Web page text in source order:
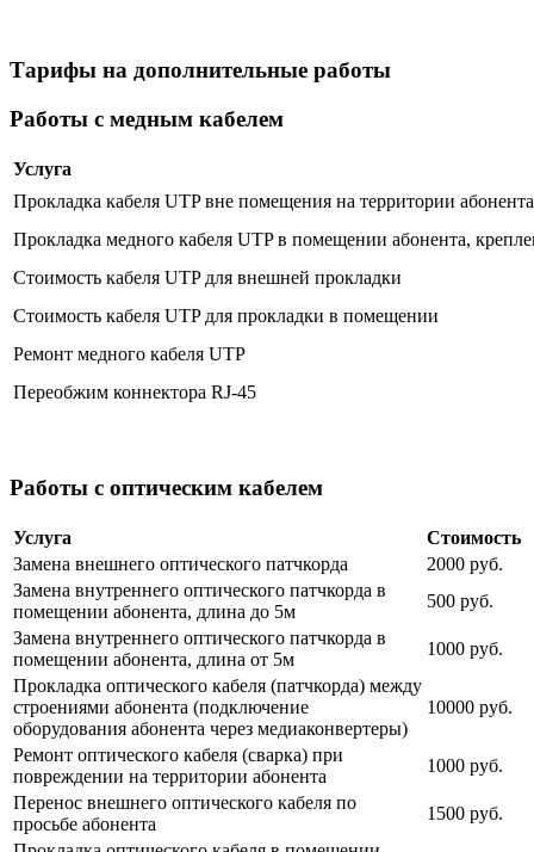
Тарифы на дополнительные работы
Работы с медным кабелем
Услуга
Прокладка кабеля UTP вне помещения на территории
Прокладка медного кабеля UTP в помещении абонента,
Стоимость кабеля UTP для внешней прокладки
Стоимость кабеля UTP для прокладки в помещении
Ремонт медного кабеля UTP
Переобжим коннектора RJ-45
Работы с оптическим кабелем
Услуга
Стоимость
Замена внешнего оптического патчкорда
2000 руб.
Замена внутреннего оптического патчкорда в
помещении абонента, длина до 5м
500 руб.
Замена внутреннего оптического патчкорда в
помещении абонента, длина от 5м
1000 руб.
Прокладка оптического кабеля (патчкорда) между
строениями абонента (подключение
оборудования абонента через медиаконвертеры)
10000 руб.
Ремонт оптического кабеля (сварка) при
повреждении на территории абонента
1000 руб.
Перенос внешнего оптического кабеля по
просьбе абонента
1500 руб.